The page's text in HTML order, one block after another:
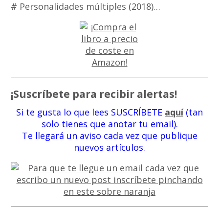
# Personalidades múltiples (2018)…
¡Suscríbete para recibir alertas!
Si te gusta lo que lees SUSCRÍBETE aquí(tan
solo tienes que anotar tu email).
Te llegará un aviso cada vez que publique
nuevos artículos.